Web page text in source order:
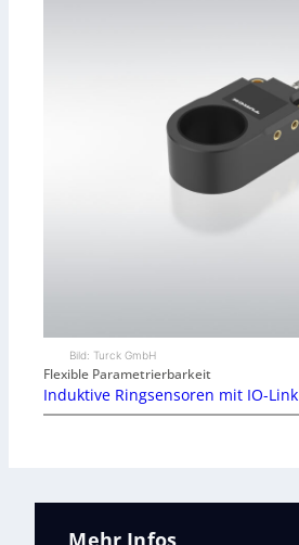
Bild: Turck GmbH
Flexible Parametrierbarkeit
Induktive Ringsensoren mit IO-Link